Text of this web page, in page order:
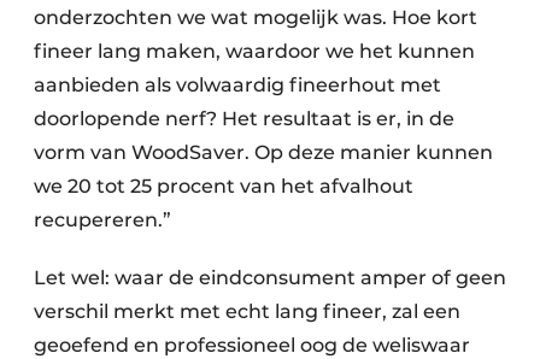
onderzochten we wat mogelijk was. Hoe kort
fineer lang maken, waardoor we het kunnen
aanbieden als volwaardig fineerhout met
doorlopende nerf? Het resultaat is er, in de
vorm van WoodSaver. Op deze manier kunnen
we 20 tot 25 procent van het afvalhout
recupereren.”
Let wel: waar de eindconsument amper of geen
verschil merkt met echt lang fineer, zal een
geoefend en professioneel oog de weliswaar